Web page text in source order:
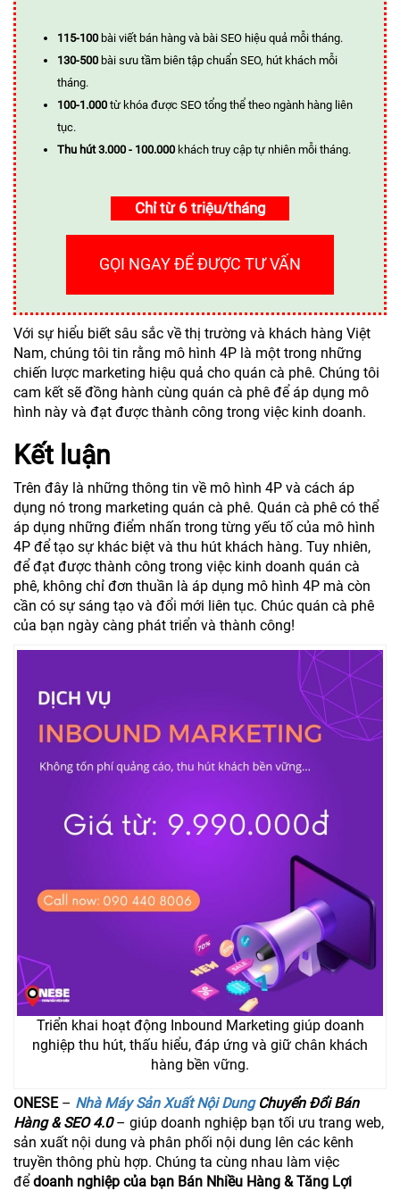
115-100 bài viết bán hàng và bài SEO hiệu quả mỗi tháng.
130-500 bài sưu tầm biên tập chuẩn SEO, hút khách mỗi
tháng.
100-1.000 từ khóa được SEO tổng thể theo ngành hàng liên
tục.
Thu hút 3.000 - 100.000 khách truy cập tự nhiên mỗi tháng.
Chỉ từ 6 triệu/tháng
GỌI NGAY ĐỂ ĐƯỢC TƯ VẤN
Với sự hiểu biết sâu sắc về thị trường và khách hàng Việt
Nam, chúng tôi tin rằng mô hình 4P là một trong những
chiến lược marketing hiệu quả cho quán cà phê. Chúng tôi
cam kết sẽ đồng hành cùng quán cà phê để áp dụng mô
hình này và đạt được thành công trong việc kinh doanh.
Kết luận
Trên đây là những thông tin về mô hình 4P và cách áp
dụng nó trong marketing quán cà phê. Quán cà phê có thể
áp dụng những điểm nhấn trong từng yếu tố của mô hình
4P để tạo sự khác biệt và thu hút khách hàng. Tuy nhiên,
để đạt được thành công trong việc kinh doanh quán cà
phê, không chỉ đơn thuần là áp dụng mô hình 4P mà còn
cần có sự sáng tạo và đổi mới liên tục. Chúc quán cà phê
của bạn ngày càng phát triển và thành công!
Triển khai hoạt động Inbound Marketing giúp doanh
nghiệp thu hút, thấu hiểu, đáp ứng và giữ chân khách
hàng bền vững.
ONESE– Nhà Máy Sản Xuất Nội DungChuyển Đổi Bán
Hàng & SEO 4.0– giúp doanh nghiệp bạn tối ưu trang web,
sản xuất nội dung và phân phối nội dung lên các kênh
truyền thông phù hợp. Chúng ta cùng nhau làm việc
để doanh nghiệp của bạn Bán Nhiều Hàng & Tăng Lợi